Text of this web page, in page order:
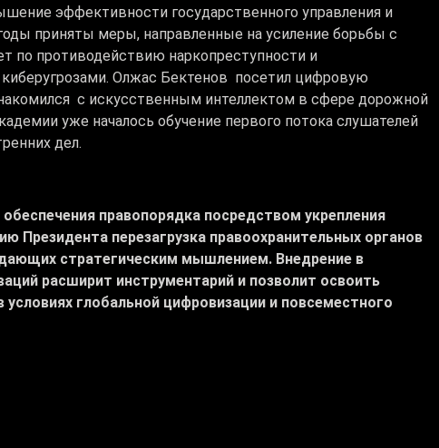
эффективности государственного управления и
приняты меры, направленные на усиление борьбы с
по противодействию наркопреступности и
Олжас Бектенов посетил цифровую
с искусственным интеллектом в сфере дорожной
уже началось обучение первого потока слушателей
дел.
правопорядка посредством укрепления
Президента перезагрузка правоохранительных органов
стратегическим мышлением. Внедрение в
расширит инструментарий и позволит освоить
глобальной цифровизации и повсеместного